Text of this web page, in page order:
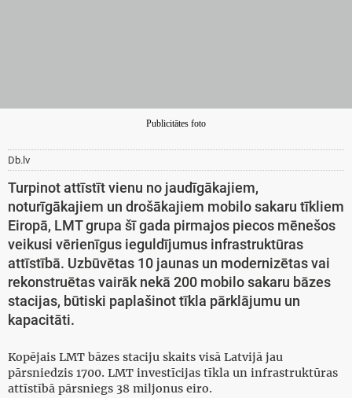
Publicitātes foto
Db.lv
Turpinot attīstīt vienu no jaudīgākajiem,
noturīgākajiem un drošākajiem mobilo sakaru tīkliem
Eiropā, LMT grupa šī gada pirmajos piecos mēnešos
veikusi vērienīgus ieguldījumus infrastruktūras
attīstībā. Uzbūvētas 10 jaunas un modernizētas vai
rekonstruētas vairāk nekā 200 mobilo sakaru bāzes
stacijas, būtiski paplašinot tīkla pārklājumu un
kapacitāti.
Kopējais LMT bāzes staciju skaits visā Latvijā jau
pārsniedzis 1700. LMT investīcijas tīkla un infrastruktūras
attīstībā pārsniegs 38 miljonus eiro.